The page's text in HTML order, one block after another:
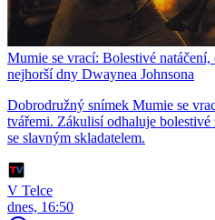
Mumie se vrací: Bolestivé natáčení,
nejhorší dny Dwaynea Johnsona
Dobrodružný snímek Mumie se
tvářemi. Zákulisí odhaluje
se slavným skladatelem.
V Telce
dnes, 16:50